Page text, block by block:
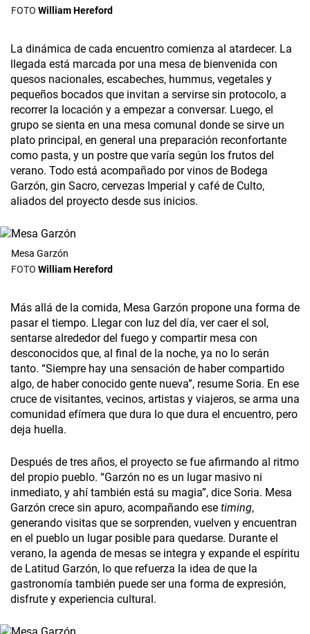
William Hereford
La dinámica de cada encuentro comienza al atardecer. La
llegada está marcada por una mesa de bienvenida con
quesos nacionales, escabeches, hummus, vegetales y
pequeños bocados que invitan a servirse sin protocolo, a
recorrer la locación y a empezar a conversar. Luego, el
grupo se sienta en una mesa comunal donde se sirve un
plato principal, en general una preparación reconfortante
como pasta, y un postre que varía según los frutos del
verano. Todo está acompañado por vinos de Bodega
Garzón, gin Sacro, cervezas Imperial y café de Culto,
aliados del proyecto desde sus inicios.
Mesa Garzón
William Hereford
Más allá de la comida, Mesa Garzón propone una forma de
pasar el tiempo. Llegar con luz del día, ver caer el sol,
sentarse alrededor del fuego y compartir mesa con
desconocidos que, al final de la noche, ya no lo serán
tanto. “Siempre hay una sensación de haber compartido
algo, de haber conocido gente nueva”, resume Soria. En ese
cruce de visitantes, vecinos, artistas y viajeros, se arma una
comunidad efímera que dura lo que dura el encuentro, pero
deja huella.
Después de tres años, el proyecto se fue afirmando al ritmo
del propio pueblo. “Garzón no es un lugar masivo ni
inmediato, y ahí también está su magia”, dice Soria. Mesa
Garzón crece sin apuro, acompañando ese timing,
generando visitas que se sorprenden, vuelven y encuentran
en el pueblo un lugar posible para quedarse. Durante el
verano, la agenda de mesas se integra y expande el espíritu
de Latitud Garzón, lo que refuerza la idea de que la
gastronomía también puede ser una forma de expresión,
disfrute y experiencia cultural.